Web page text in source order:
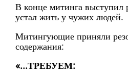
В конце митинга выступил
устал жить у чужих людей.
Митингующие приняли
содержания:
«...ТРЕБУЕМ: